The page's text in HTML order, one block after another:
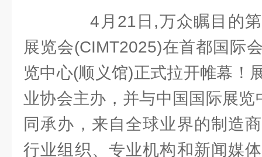
4月21日,万众瞩目的第
展览会(CIMT2025)在首都国际
览中心(顺义馆)正式拉开帷幕！
业协会主办，并与中国国际展
同承办，来自全球业界的制造
行业组织、专业机构和新闻媒